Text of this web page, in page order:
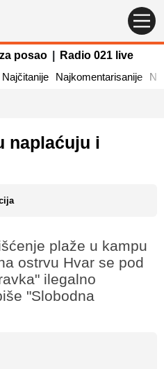
posao
Radio 021 live
Najčitanije Najkomentarisanije
naplaćuju i
plaže u kampu
ostrvu Hvar se pod
ilegalno
"Slobodna